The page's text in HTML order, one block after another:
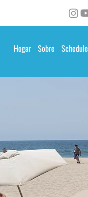
Hogar Sobre Schedule